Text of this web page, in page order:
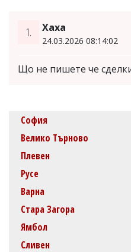
1. Хаха
24.03.2026 08:14:02
Що не пишете че
София
Велико Търново
Плевен
Русе
Варна
Стара Загора
Ямбол
Сливен